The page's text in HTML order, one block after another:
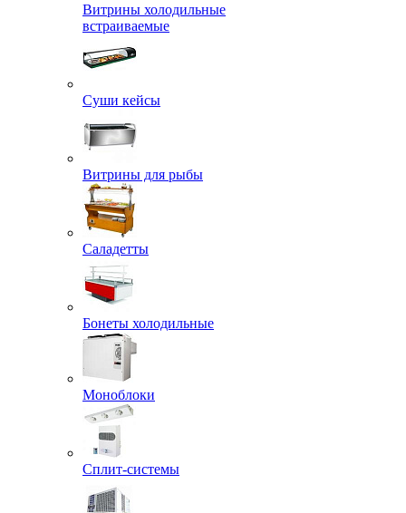
Витрины холодильные
встраиваемые
Суши кейсы
Витрины для рыбы
Саладетты
Бонеты холодильные
Моноблоки
Сплит-системы